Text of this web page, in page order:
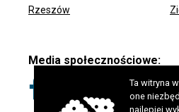
Rzeszów
Media społecznościowe:
Ta witryna
one
najlepiej